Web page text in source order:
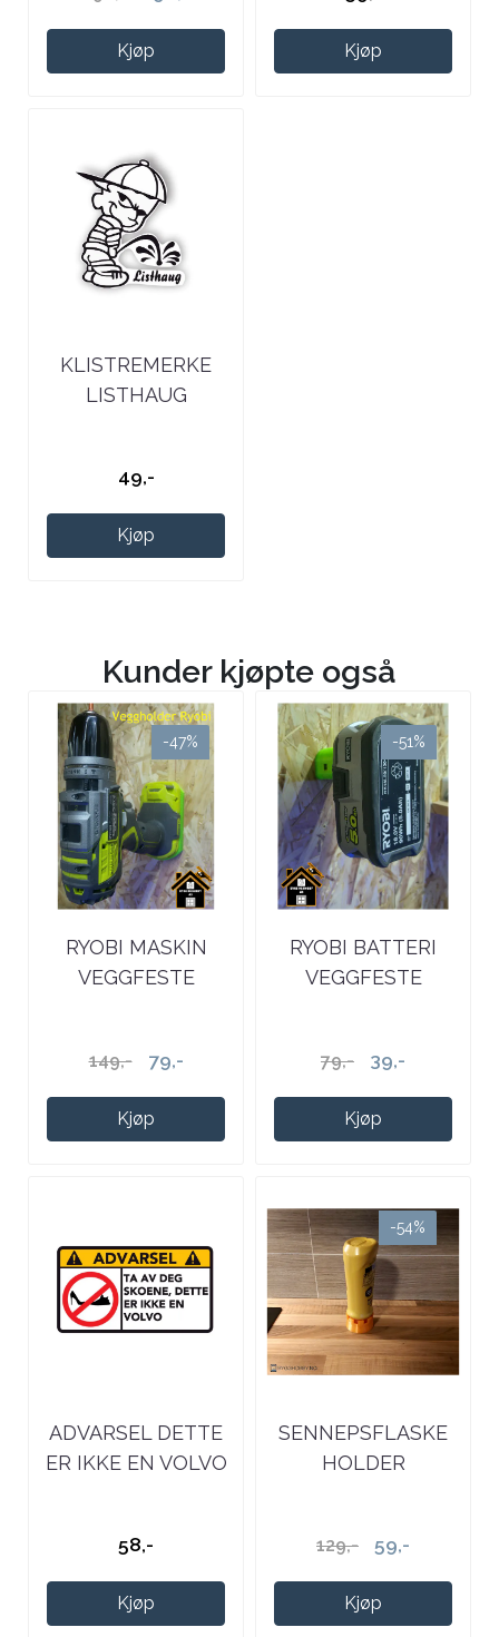
Kjøp Kjøp
KLISTREMERKE
LISTHAUG
49,-
Kjøp
Kunder kjøpte også
-47%
RYOBI MASKIN
VEGGFESTE
149,- 79,-
Kjøp
-51%
RYOBI BATTERI
VEGGFESTE
79,- 39,-
Kjøp
ADVARSEL DETTE
ER IKKE EN VOLVO
58,-
Kjøp
-54%
SENNEPSFLASKE
HOLDER
129,- 59,-
Kjøp